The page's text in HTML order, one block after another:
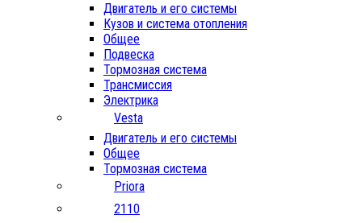
Двигатель и его системы
Кузов и система отопления
Общее
Подвеска
Тормозная система
Трансмиссия
Электрика
Vesta
Двигатель и его системы
Общее
Тормозная система
Priora
2110